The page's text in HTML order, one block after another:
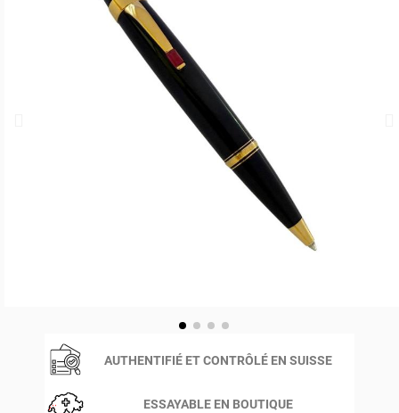
AUTHENTIFIÉ ET CONTRÔLÉ EN SUISSE
ESSAYABLE EN BOUTIQUE